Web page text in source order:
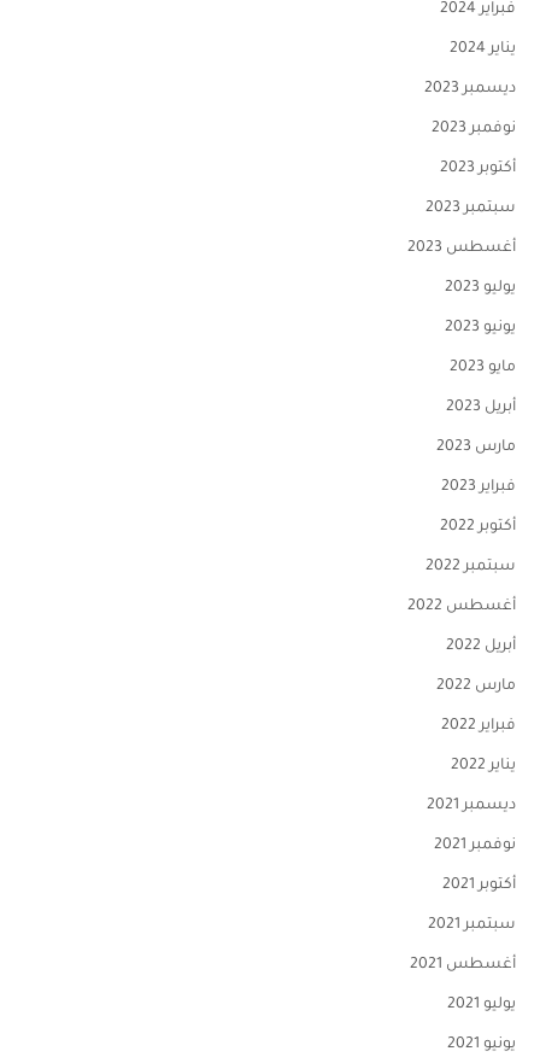
فبراير 2024
يناير 2024
ديسمبر 2023
نوفمبر 2023
أكتوبر 2023
سبتمبر 2023
أغسطس 2023
يوليو 2023
يونيو 2023
مايو 2023
أبريل 2023
مارس 2023
فبراير 2023
أكتوبر 2022
سبتمبر 2022
أغسطس 2022
أبريل 2022
مارس 2022
فبراير 2022
يناير 2022
ديسمبر 2021
نوفمبر 2021
أكتوبر 2021
سبتمبر 2021
أغسطس 2021
يوليو 2021
يونيو 2021